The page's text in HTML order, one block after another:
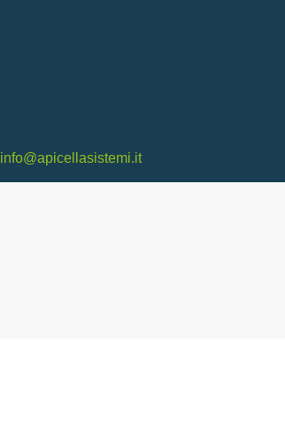
info@apicellasistemi.it